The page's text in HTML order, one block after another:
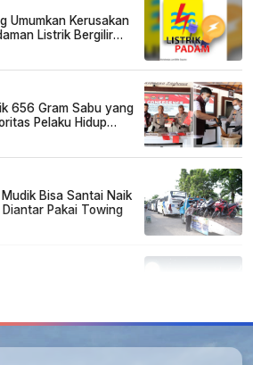
Umumkan Kerusakan
Listrik Bergilir
656 Gram Sabu yang
Pelaku Hidup
Bisa Santai Naik
Pakai Towing